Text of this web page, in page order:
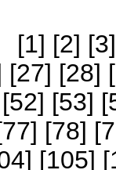
[1] [2] [3
[27] [28] [
52] [53] [
77] [78] [
] [105] [